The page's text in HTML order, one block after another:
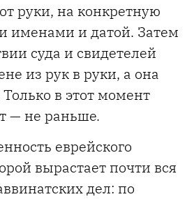
руки, на конкретную
именами и датой. Затем
суда и свидетелей
из рук в руки, а она
в этот момент
— не раньше.
еврейского
вырастает почти вся
дел: по